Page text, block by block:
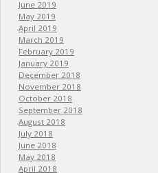
June 2019
May 2019
April 2019
March 2019
February 2019
January 2019
December 2018
November 2018
October 2018
September 2018
August 2018
July 2018
June 2018
May 2018
April 2018